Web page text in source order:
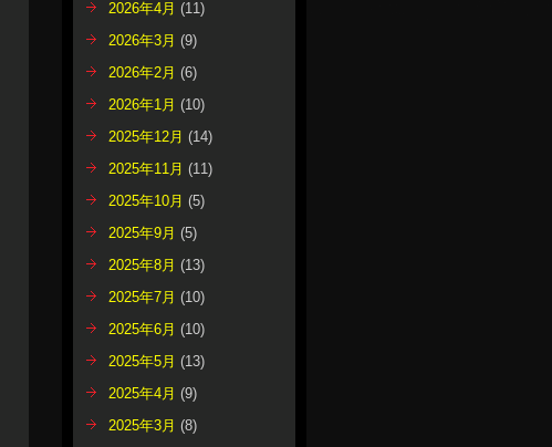
2026年4月 (11)
2026年3月 (9)
2026年2月 (6)
2026年1月 (10)
2025年12月 (14)
2025年11月 (11)
2025年10月 (5)
2025年9月 (5)
2025年8月 (13)
2025年7月 (10)
2025年6月 (10)
2025年5月 (13)
2025年4月 (9)
2025年3月 (8)